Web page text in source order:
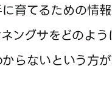
育てるための情報
ングサをどのよ
らないという方